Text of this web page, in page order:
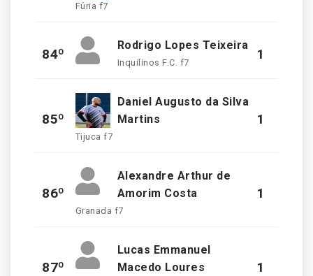
Fúria f7
84º
Rodrigo Lopes Teixeira
Inquilinos F.C. f7
1
85º
Daniel Augusto da Silva
Martins
Tijuca f7
1
86º
Alexandre Arthur de
Amorim Costa
Granada f7
1
87º
Lucas Emmanuel
Macedo Loures
1